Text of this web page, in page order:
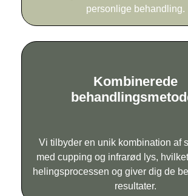
personlige behandling.
Kombinerede
Vi tilbyder en unik kombination af
med cupping og infrarød lys,
helingsprocessen og giver dig de
resultater.